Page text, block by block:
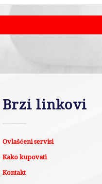
Brzi linkovi
Ovlašćeni servisi
Kako kupovati
Kontakt